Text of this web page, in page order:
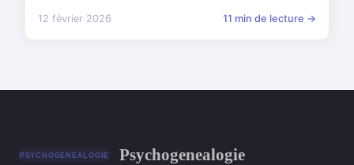
12 février 2026 11 min de lecture →
Psychogenealogie